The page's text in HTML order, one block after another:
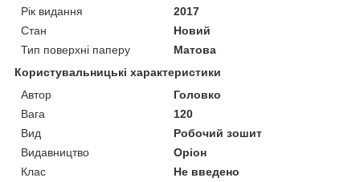
Рік видання
2017
Стан
Новий
Тип поверхні паперу
Матова
Користувальницькі характеристики
Автор
Головко
Вага
120
Вид
Робочий зошит
Видавництво
Оріон
Клас
Не введено